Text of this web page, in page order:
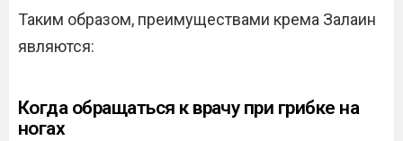
Таким образом, преимуществами крема Залаин
являются:
Когда обращаться к врачу при грибке на
ногах